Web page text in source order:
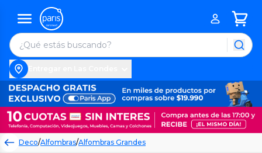
Deco/Alfombras/Alfombras Grandes